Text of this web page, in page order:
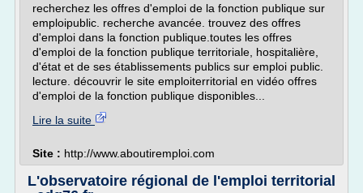
recherchez les offres d'emploi de la fonction publique sur
emploipublic. recherche avancée. trouvez des offres
d'emploi dans la fonction publique.toutes les offres
d'emploi de la fonction publique territoriale, hospitalière,
d'état et de ses établissements publics sur emploi public.
lecture. découvrir le site emploiterritorial en vidéo offres
d'emploi de la fonction publique disponibles...
Lire la suite
Site : http://www.aboutiremploi.com
L'observatoire régional de l'emploi territorial